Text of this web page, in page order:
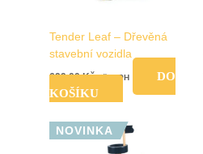
Tender Leaf – Dřevěná
stavební vozidla
699,00Kč vč. DPH
DO
KOŠÍKU
NOVINKA